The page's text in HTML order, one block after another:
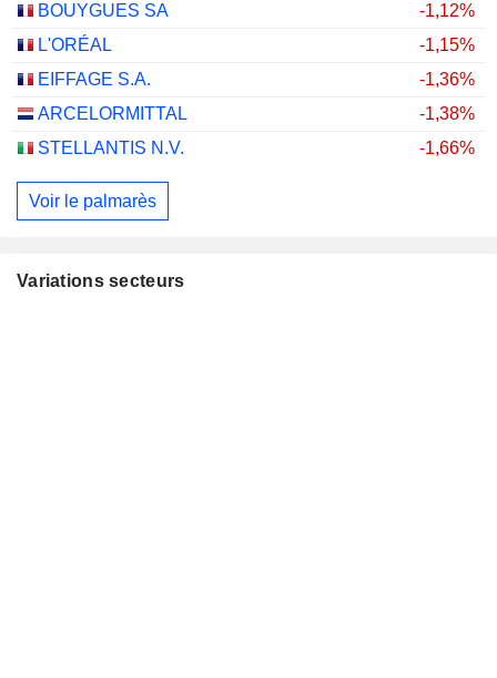
BOUYGUES SA
-1,12%
L'ORÉAL
-1,15%
EIFFAGE S.A.
-1,36%
ARCELORMITTAL
-1,38%
STELLANTIS N.V.
-1,66%
Voir le palmarès
Variations secteurs